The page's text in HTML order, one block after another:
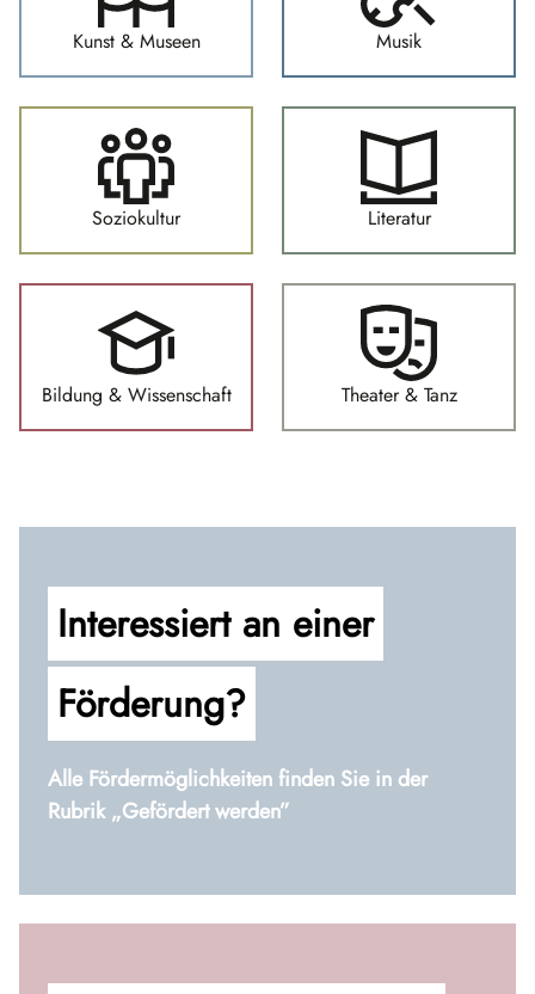
Kunst & Museen Musik
Soziokultur Literatur
Bildung & Wissenschaft Theater & Tanz
Interessiert an einer
Förderung?
Alle Fördermöglichkeiten finden Sie in der
Rubrik „Gefördert werden”